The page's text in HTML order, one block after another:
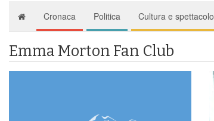
Cronaca Politica Cultura e spettacolo
Emma Morton Fan Club